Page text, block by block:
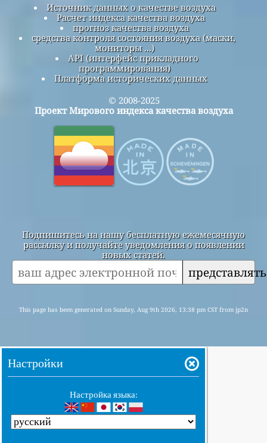
Источник данных о качестве воздуха
Расчет индекса качества воздуха
прогноз качества воздуха
средства контроля состояния воздуха (маски,
мониторы ...)
API (интерфейс прикладного
программирования)
Платформа исторических данных
© 2008-2025
Проект Мирового индекса качества воздуха
Подпишитесь на нашу бесплатную ежемесячную
рассылку и получайте уведомления о появлении
новых статей.
This page has been generated on Sunday, Aug 9th 2026, 13:38 pm CST from jp2n
Настройки
Настройка языка: